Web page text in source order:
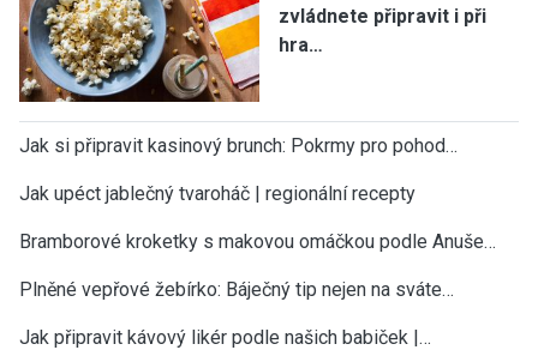
zvládnete připravit i při
hra…
Jak si připravit kasinový brunch: Pokrmy pro pohod…
Jak upéct jablečný tvaroháč | regionální recepty
Bramborové kroketky s makovou omáčkou podle Anuše…
Plněné vepřové žebírko: Báječný tip nejen na sváte…
Jak připravit kávový likér podle našich babiček |…